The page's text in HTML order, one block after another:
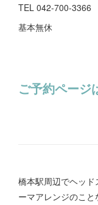
TEL 042-700-3366
基本無休
ご予約ページ
橋本駅周辺でヘッ
ーマアレンジのこ